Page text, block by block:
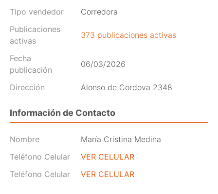
Tipo vendedor
Corredora
Publicaciones
activas
373 publicaciones activas
Fecha
publicación
06/03/2026
Dirección Alonso de Cordova 2348
Información de Contacto
Nombre
María Cristina Medina
Teléfono Celular
VER CELULAR
Teléfono Celular
VER CELULAR